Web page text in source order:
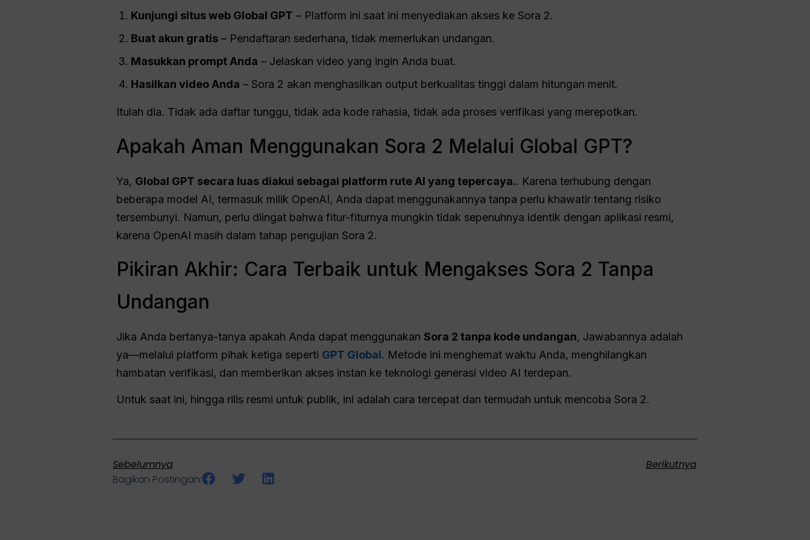
Kunjungi situs web Global GPT – Platform ini saat ini menyediakan akses ke Sora 2.
Buat akun gratis – Pendaftaran sederhana, tidak memerlukan undangan.
Masukkan prompt Anda – Jelaskan video yang ingin Anda buat.
Hasilkan video Anda – Sora 2 akan menghasilkan output berkualitas tinggi dalam hitungan menit.
Itulah dia. Tidak ada daftar tunggu, tidak ada kode rahasia, tidak ada proses verifikasi yang merepotkan.
Apakah Aman Menggunakan Sora 2 Melalui Global GPT?
Ya, Global GPT secara luas diakui sebagai platform rute AI yang tepercaya.. Karena terhubung dengan
beberapa model AI, termasuk milik OpenAI, Anda dapat menggunakannya tanpa perlu khawatir tentang risiko
tersembunyi. Namun, perlu diingat bahwa fitur-fiturnya mungkin tidak sepenuhnya identik dengan aplikasi resmi,
karena OpenAI masih dalam tahap pengujian Sora 2.
Pikiran Akhir: Cara Terbaik untuk Mengakses Sora 2 Tanpa
Undangan
Jika Anda bertanya-tanya apakah Anda dapat menggunakan Sora 2 tanpa kode undangan, Jawabannya adalah
ya—melalui platform pihak ketiga seperti GPT Global. Metode ini menghemat waktu Anda, menghilangkan
hambatan verifikasi, dan memberikan akses instan ke teknologi generasi video AI terdepan.
Untuk saat ini, hingga rilis resmi untuk publik, ini adalah cara tercepat dan termudah untuk mencoba Sora 2.
Sebelumnya
Berikutnya
Bagikan Postingan: